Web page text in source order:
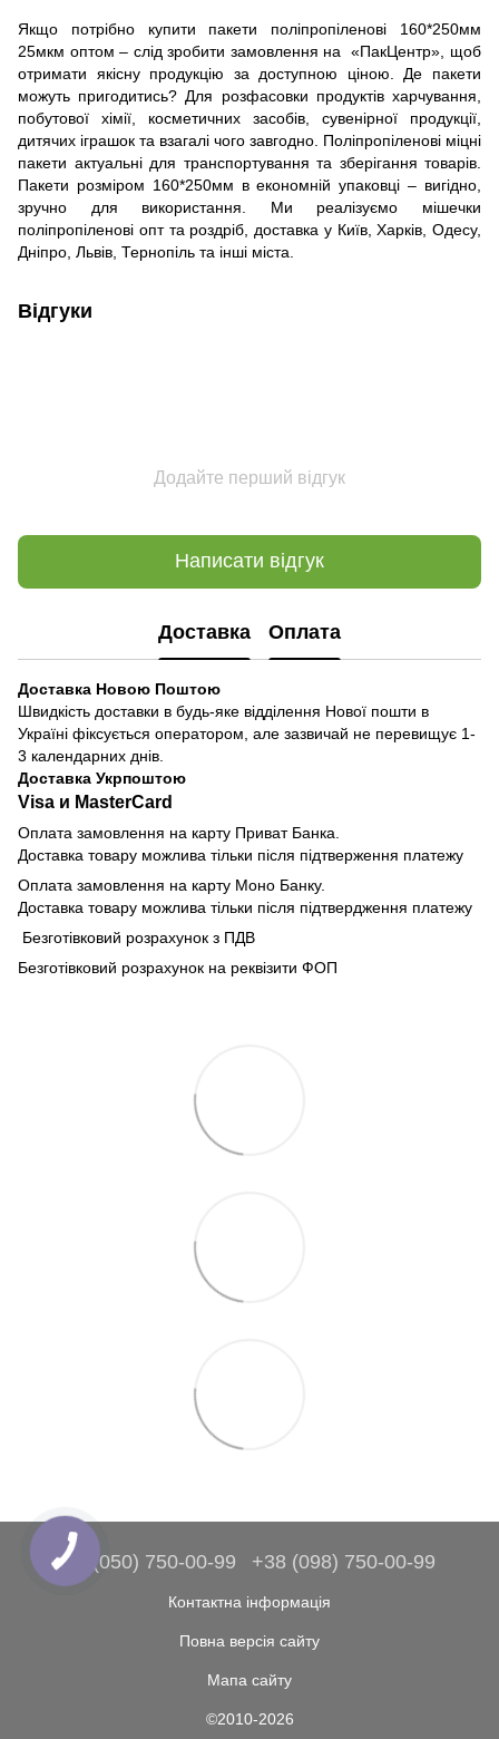
Якщо потрібно купити пакети поліпропіленові 160*250мм
25мкм оптом – слід зробити замовлення на «ПакЦентр», щоб
отримати якісну продукцію за доступною ціною. Де пакети
можуть пригодитись? Для розфасовки продуктів харчування,
побутової хімії, косметичних засобів, сувенірної продукції,
дитячих іграшок та взагалі чого завгодно. Поліпропіленові міцні
пакети актуальні для транспортування та зберігання товарів.
Пакети розміром 160*250мм в економній упаковці – вигідно,
зручно для використання. Ми реалізуємо мішечки
поліпропіленові опт та роздріб, доставка у Київ, Харків, Одесу,
Дніпро, Львів, Тернопіль та інші міста.
Відгуки
Додайте перший відгук
Написати відгук
Доставка Оплата
Доставка Новою Поштою
Швидкість доставки в будь-яке відділення Нової пошти в
Україні фіксується оператором, але зазвичай не перевищує 1-
3 календарних днів.
Доставка Укрпоштою
Visa и MasterCard
Оплата замовлення на карту Приват Банка.
Доставка товару можлива тільки після підтверження платежу
Оплата замовлення на карту Моно Банку.
Доставка товару можлива тільки після підтвердження платежу
Безготівковий розрахунок з ПДВ
Безготівковий розрахунок на реквізити ФОП
+38 (050) 750-00-99 +38 (098) 750-00-99
Контактна інформація
Повна версія сайту
Мапа сайту
©2010-2026